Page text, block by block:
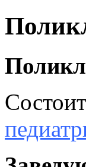
Здесь можно